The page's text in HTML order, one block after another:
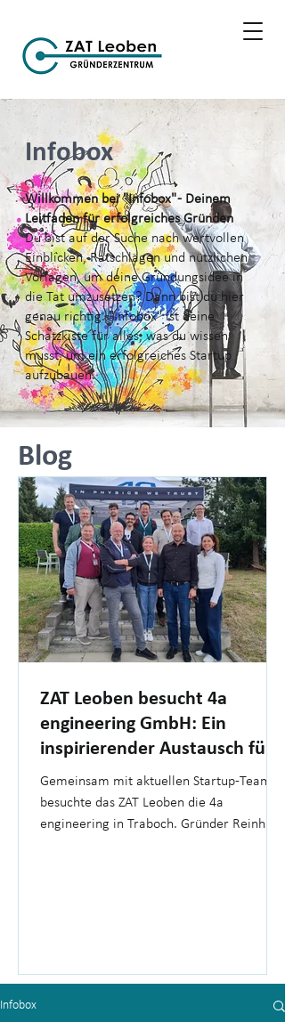
Willkommen bei "Infobox" - Deinem
Leitfaden für erfolgreiches Gründen
Du bist auf der Suche nach wertvollen
Einblicken, Ratschlägen und nützlichen
Vorlagen, um deine Gründungsidee in
die Tat umzusetzen? Dann bist du hier
genau richtig. "Infobox" ist deine
Schatzkiste für alles, was du wissen
musst, um ein erfolgreiches Startup
aufzubauen.
Infobox
Blog
ZAT Leoben besucht 4a
engineering GmbH: Ein
inspirierender Austausch für
Gründer
Gemeinsam mit aktuellen Startup-Teams
besuchte das ZAT Leoben die 4a
engineering in Traboch. Gründer Reinhard
Infobox